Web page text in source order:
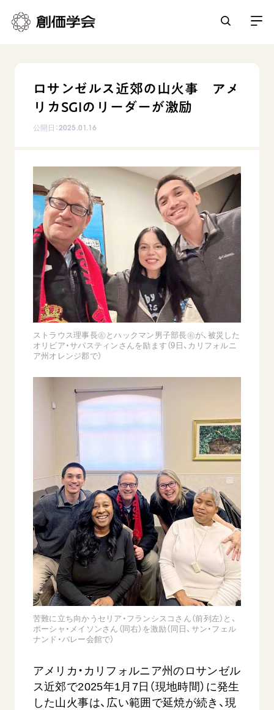
人間革命
聖典
日蓮大聖人の仏法（教学入門）
釈尊～法華経
日蓮大聖人
創価学会の三代会長
初代会長・牧口常三郎先生
第2代会長・戸田城聖先生
日常の活動
仏法を学ぶ
仏法を語る
主な行事
年間の活動について
友人葬
彼岸
「平和の文化」を構築
核兵器の廃絶に向け連帯を拡大
「人権文化」「ジェンダー平等」を促進
「持続可能な開発目標（SDGs）」の取り組み
人道支援
音楽活動
展示活動
教育本部の活動
図書贈呈
世界の創価学会
各国ウェブサイト
世界の創価学会の歴史
基本情報
創価学会 会憲
創価学会 会則
創価学会 社会憲章
組織・機構
会長・理事長・各部長の紹介
沿革
略年表
道府県中心会館
会員サポート
座談会御書ｅ講義
小説『新・人間革命』『人間革命』要旨
御書検索［新版］
関連リンク
墓地公園・納骨堂
聖教ブックストア
soka youth media
Soka Gakkai グローバルサイト
SGIピースサイト
ご意見
ご利用にあたって
SOKA PICKS すべて見る
【被爆証言】「原爆の子」として生きた80年
広島県 早志百…
2026.08.06
ロサンゼルス近郊の山火事 アメ
リカSGIのリーダーが激励
公開日：2025.01.16
ストラウス理事長㊧とハックマン男子部長㊨が、被災した
オリビア・サパスティンさんを励ます（9日、カリフォルニ
ア州オレンジ郡で）
苦難に立ち向かうセリア・フランシスコさん（前列左）と、
ポーシャ・メイソンさん（同右）を激励（同日、サン・フェル
ナンド・バレー会館で）
アメリカ・カリフォルニア州のロサンゼル
ス近郊で2025年1月7日（現地時間）に発生
した山火事は、広い範囲で延焼が続き、現